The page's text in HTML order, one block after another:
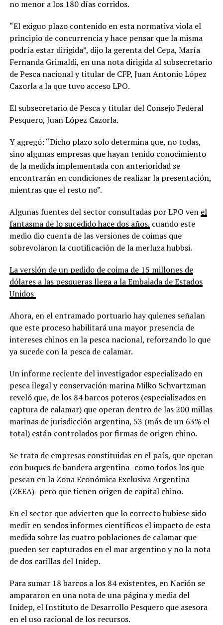
no menor a los 180 días corridos.
“El exiguo plazo contenido en esta normativa viola el
principio de concurrencia y hace pensar que la misma
podría estar dirigida”, dijo la gerenta del Cepa, María
Fernanda Grimaldi, en una nota dirigida al subsecretario
de Pesca nacional y titular de CFP, Juan Antonio López
Cazorla a la que tuvo acceso LPO.
El subsecretario de Pesca y titular del Consejo Federal
Pesquero, Juan López Cazorla.
Y agregó: “Dicho plazo solo determina que, no todas,
sino algunas empresas que hayan tenido conocimiento
de la medida implementada con anterioridad se
encontrarán en condiciones de realizar la presentación,
mientras que el resto no”.
Algunas fuentes del sector consultadas por LPO ven el
fantasma de lo sucedido hace dos años, cuando este
medio dio cuenta de las versiones de coimas que
sobrevolaron la cuotificación de la merluza hubbsi.
La versión de un pedido de coima de 15 millones de
dólares a las pesqueras llega a la Embajada de Estados
Unidos
Ahora, en el entramado portuario hay quienes señalan
que este proceso habilitará una mayor presencia de
intereses chinos en la pesca nacional, reforzando lo que
ya sucede con la pesca de calamar.
Un informe reciente del investigador especializado en
pesca ilegal y conservación marina Milko Schvartzman
reveló que, de los 84 barcos poteros (especializados en
captura de calamar) que operan dentro de las 200 millas
marinas de jurisdicción argentina, 53 (más de un 63% el
total) están controlados por firmas de origen chino.
Se trata de empresas constituidas en el país, que operan
con buques de bandera argentina -como todos los que
pescan en la Zona Económica Exclusiva Argentina
(ZEEA)- pero que tienen origen de capital chino.
En el sector que advierten que lo correcto hubiese sido
medir en sendos informes científicos el impacto de esta
medida sobre las cuatro poblaciones de calamar que
pueden ser capturados en el mar argentino y no la nota
de dos carillas del Inidep.
Para sumar 18 barcos a los 84 existentes, en Nación se
ampararon en una nota de una página y media del
Inidep, el Instituto de Desarrollo Pesquero que asesora
en el uso racional de los recursos.